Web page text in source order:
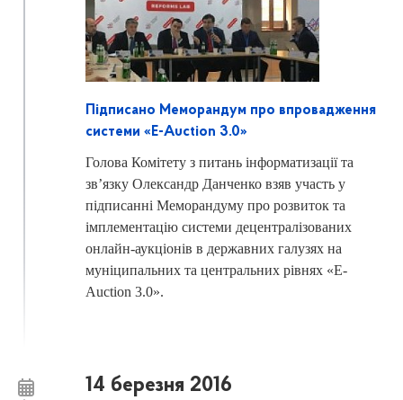
Підписано Меморандум про впровадження
системи «E-Auction 3.0»
Голова Комітету з питань інформатизації та
зв’язку Олександр Данченко взяв участь у
підписанні Меморандуму про розвиток та
імплементацію системи децентралізованих
онлайн-аукціонів в державних галузях на
муніципальних та центральних рівнях «E-
Auction 3.0».
14 березня 2016